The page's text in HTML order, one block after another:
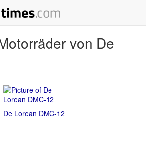
von De
De Lorean DMC-12